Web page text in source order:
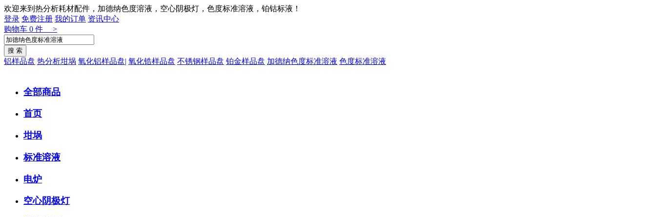
欢迎来到热分析耗材配件，加德纳色度溶液，空心阴极灯，色度标准溶液，铂钴标液！
登录 免费注册 我的订单 资讯中心
购物车 0 件 >
铝样品盘 热分析坩埚 氧化铝样品盘| 氧化锆样品盘 不锈钢样品盘 铂金样品盘 加德纳色度标准溶液 色度标准溶液
全部商品
首页
坩埚
标准溶液
电炉
空心阴极灯